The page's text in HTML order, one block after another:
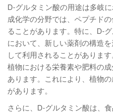
D-グルタミン酸の用途は多岐
成化学の分野では、ペプチド
ることがあります。特に、D-
において、新しい薬剤の構造
して利用されることがありま
植物における栄養素や肥料の
あります。これにより、植物
があります。
さらに、D-グルタミン酸は、